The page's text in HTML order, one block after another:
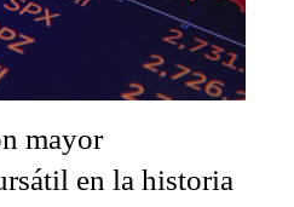
mayor
en la historia